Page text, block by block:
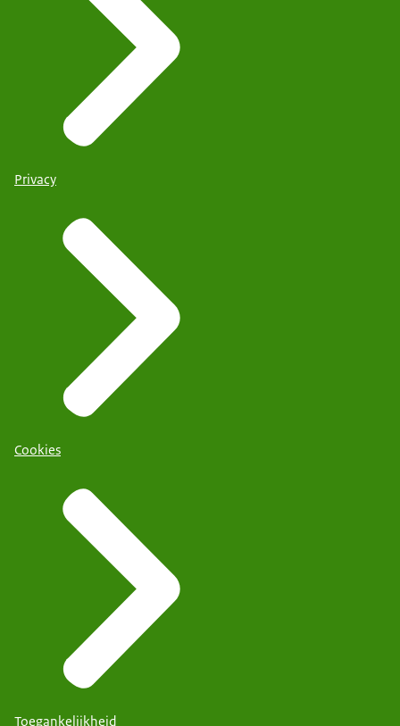
Privacy
Cookies
Toegankelijkheid